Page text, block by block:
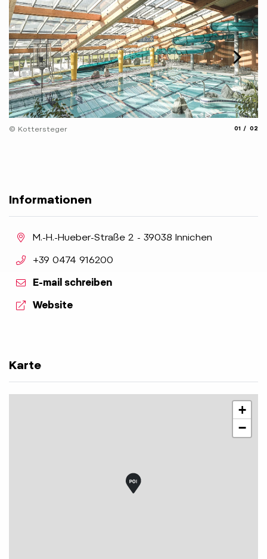
© Kottersteger 01 02
Informationen
aria.location:
M.-H.-Hueber-Straße 2 - 39038 Innichen
aria.phone:
+39 0474 916200
E-mail schreiben
aria.website:
Website
Karte
+
−